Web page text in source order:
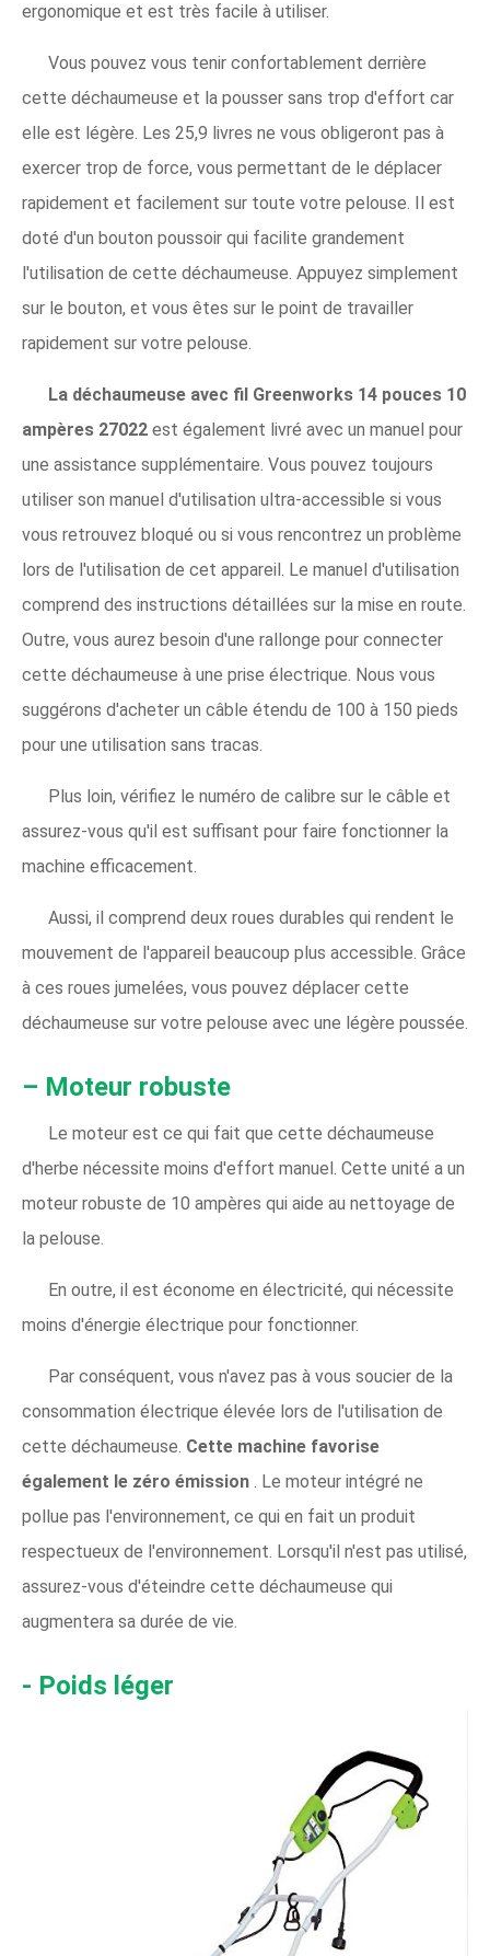
ergonomique et est très facile à utiliser.
Vous pouvez vous tenir confortablement derrière
cette déchaumeuse et la pousser sans trop d'effort car
elle est légère. Les 25,9 livres ne vous obligeront pas à
exercer trop de force, vous permettant de le déplacer
rapidement et facilement sur toute votre pelouse. Il est
doté d'un bouton poussoir qui facilite grandement
l'utilisation de cette déchaumeuse. Appuyez simplement
sur le bouton, et vous êtes sur le point de travailler
rapidement sur votre pelouse.
La déchaumeuse avec fil Greenworks 14 pouces 10
ampères 27022 est également livré avec un manuel pour
une assistance supplémentaire. Vous pouvez toujours
utiliser son manuel d'utilisation ultra-accessible si vous
vous retrouvez bloqué ou si vous rencontrez un problème
lors de l'utilisation de cet appareil. Le manuel d'utilisation
comprend des instructions détaillées sur la mise en route.
Outre, vous aurez besoin d'une rallonge pour connecter
cette déchaumeuse à une prise électrique. Nous vous
suggérons d'acheter un câble étendu de 100 à 150 pieds
pour une utilisation sans tracas.
Plus loin, vérifiez le numéro de calibre sur le câble et
assurez-vous qu'il est suffisant pour faire fonctionner la
machine efficacement.
Aussi, il comprend deux roues durables qui rendent le
mouvement de l'appareil beaucoup plus accessible. Grâce
à ces roues jumelées, vous pouvez déplacer cette
déchaumeuse sur votre pelouse avec une légère poussée.
– Moteur robuste
Le moteur est ce qui fait que cette déchaumeuse
d'herbe nécessite moins d'effort manuel. Cette unité a un
moteur robuste de 10 ampères qui aide au nettoyage de
la pelouse.
En outre, il est économe en électricité, qui nécessite
moins d'énergie électrique pour fonctionner.
Par conséquent, vous n'avez pas à vous soucier de la
consommation électrique élevée lors de l'utilisation de
cette déchaumeuse. Cette machine favorise
également le zéro émission . Le moteur intégré ne
pollue pas l'environnement, ce qui en fait un produit
respectueux de l'environnement. Lorsqu'il n'est pas utilisé,
assurez-vous d'éteindre cette déchaumeuse qui
augmentera sa durée de vie.
- Poids léger